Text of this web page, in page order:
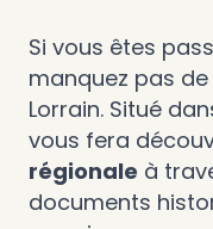
Si vous êtes
manquez pas
Lorrain. Situé
vous fera
régionale à
documents